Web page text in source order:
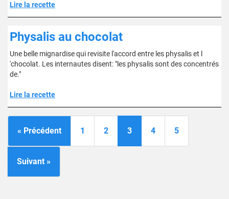
Lire la recette
Physalis au chocolat
Une belle mignardise qui revisite l'accord entre les physalis et l
'chocolat. Les internautes disent: "les physalis sont des concentrés
de."
Lire la recette
« Précédent 1 2 3 4 5
Suivant »